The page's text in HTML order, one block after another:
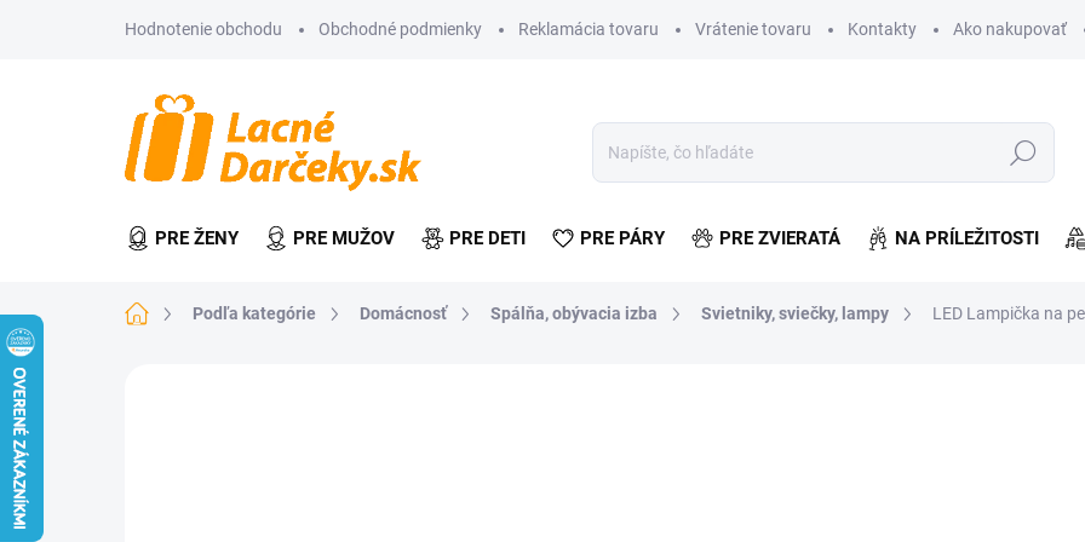
Hodnotenie obchodu Obchodné podmienky Reklamácia tovaru Vrátenie tovaru Kontakty Ako nakupovať
Hľadať
PRE ŽENY PRE MUŽOV PRE DETI PRE PÁRY PRE ZVIERATÁ NA PRÍLEŽITOSTI
DomovPodľa kategórie Domácnosť Spálňa, obývacia izba Svietniky, sviečky, lampy LED Lampička na